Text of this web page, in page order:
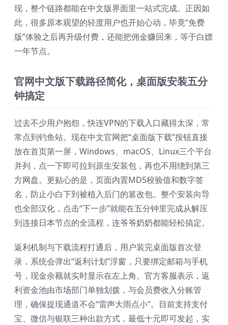
现，整个链路都能在中文版界面里一站式完成。正因如
此，很多原本观望的轻度用户也开始心动，毕竟“免费
版”体验之后再升级付费，还能把佣金赚回来，等于白嫖
一年节点。
官网中文版下载路径简化，桌面版安装五分
钟搞定
过去不少用户抱怨，快连VPN的下载入口藏得太深，常
常点到钓鱼站。现在中文官网把“桌面版下载”按钮直接
放在首页第一屏，Windows、macOS、Linux三个平台
并列，点一下即可拉到原生安装包，再也不用绕到第三
方网盘。更贴心的是，页面内置MD5校验值和数字签
名，防止小白下到被植入后门的篡改包。整个安装向导
也全部汉化，点击“下一步”就能在五分钟里完成从解压
到连接日本节点的全流程，连爷爷奶奶都能轻松搞定。
返利机制与下载流程打通后，用户装完桌面版首次登
录，系统会弹出“返利计划”浮窗，只要绑定邮箱与手机
号，现金余额就实时显示在左上角。官方客服表示，返
利资金池由市场部门单独划拨，与会员费收入分账管
理，确保提现通道不会“雷声大雨点小”。目前支持支付
宝、微信与银联三种出款方式，最低十元即可发起，实